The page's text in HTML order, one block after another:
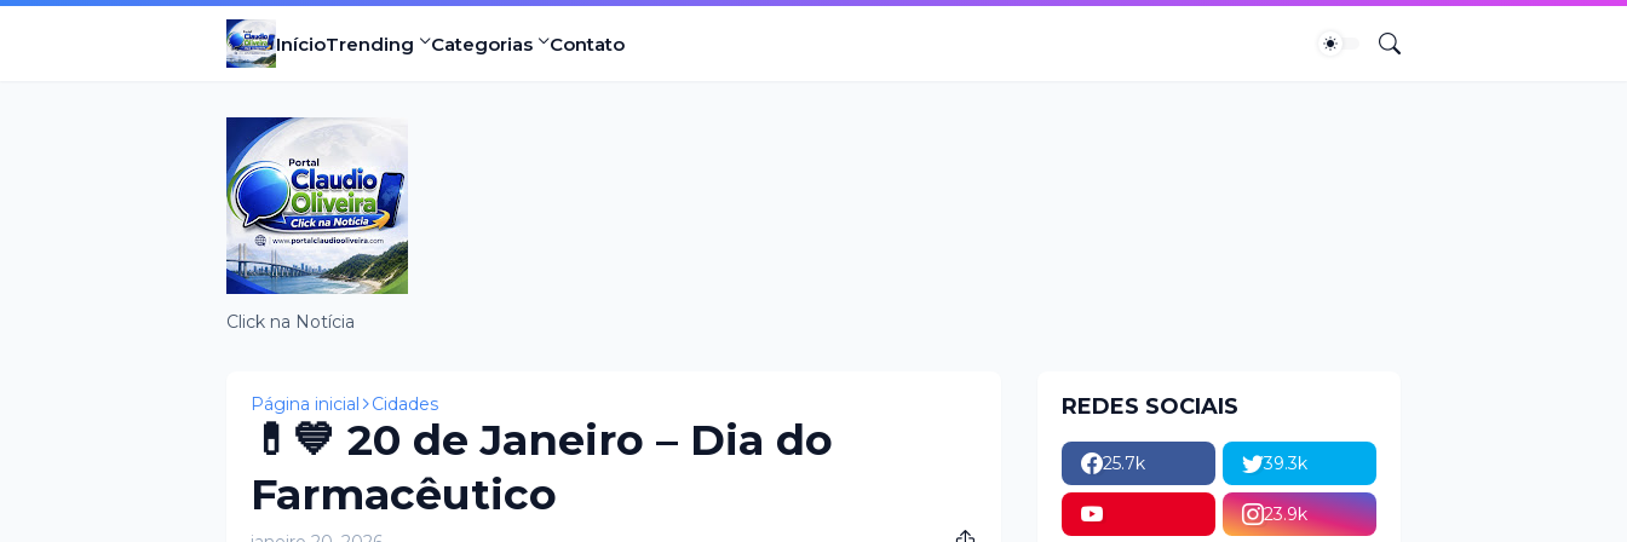
InícioTrending Categorias Contato
Click na Notícia
Página inicial Cidades
💊💙 20 de Janeiro – Dia do
Farmacêutico
REDES SOCIAIS
25.7k 39.3k
23.9k